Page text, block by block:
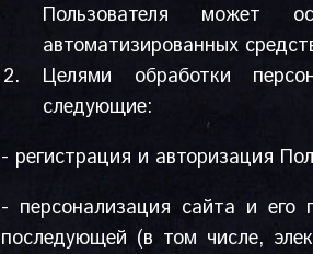
Пользователя может
автоматизированных
Целями обработки
следующие:
- регистрация и авторизация
- персонализация сайта и
последующей (в том числе,